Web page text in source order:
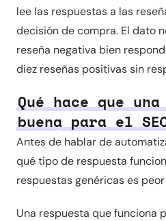
lee las respuestas a las
decisión de compra. El dato
reseña negativa bien
diez reseñas positivas sin
Qué hace que
buena para el
Antes de hablar de
qué tipo de respuesta
respuestas genéricas es
Una respuesta que funciona